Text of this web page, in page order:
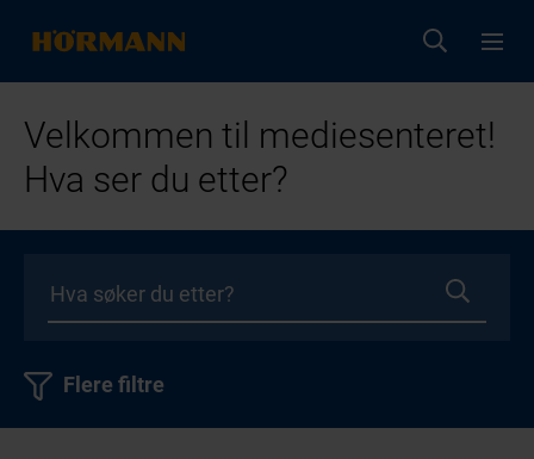
Velkommen til mediesenteret!
Hva ser du etter?
Flere filtre